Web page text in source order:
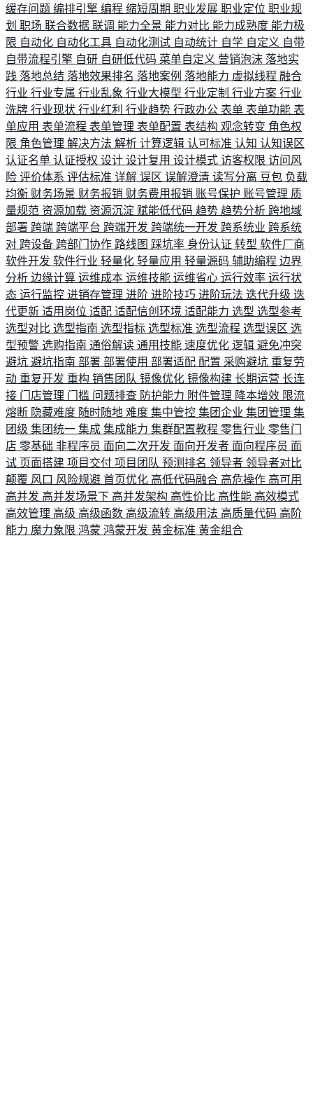
缓存问题 编排引擎 编程 缩短周期 职业发展 职业定位 职业规
划 职场 联合数据 联调 能力全景 能力对比 能力成熟度 能力极
限 自动化 自动化工具 自动化测试 自动统计 自学 自定义 自带
自带流程引擎 自研 自研低代码 菜单自定义 营销泡沫 落地实
践 落地总结 落地效果排名 落地案例 落地能力 虚拟线程 融合
行业 行业专属 行业乱象 行业大模型 行业定制 行业方案 行业
洗牌 行业现状 行业红利 行业趋势 行政办公 表单 表单功能 表
单应用 表单流程 表单管理 表单配置 表结构 观念转变 角色权
限 角色管理 解决方法 解析 计算逻辑 认可标准 认知 认知误区
认证名单 认证授权 设计 设计复用 设计模式 访客权限 访问风
险 评价体系 评估标准 详解 误区 误解澄清 读写分离 豆包 负载
均衡 财务场景 财务报销 财务费用报销 账号保护 账号管理 质
量规范 资源加载 资源沉淀 赋能低代码 趋势 趋势分析 跨地域
部署 跨端 跨端平台 跨端开发 跨端统一开发 跨系统业 跨系统
对 跨设备 跨部门协作 路线图 踩坑率 身份认证 转型 软件厂商
软件开发 软件行业 轻量化 轻量应用 轻量源码 辅助编程 边界
分析 边缘计算 运维成本 运维技能 运维省心 运行效率 运行状
态 运行监控 进销存管理 进阶 进阶技巧 进阶玩法 迭代升级 迭
代更新 适用岗位 适配 适配信创环境 适配能力 选型 选型参考
选型对比 选型指南 选型指标 选型标准 选型流程 选型误区 选
型预警 选购指南 通俗解读 通用技能 速度优化 逻辑 避免冲突
避坑 避坑指南 部署 部署使用 部署适配 配置 采购避坑 重复劳
动 重复开发 重构 销售团队 镜像优化 镜像构建 长期运营 长连
接 门店管理 门槛 问题排查 防护能力 附件管理 降本增效 限流
熔断 隐藏难度 随时随地 难度 集中管控 集团企业 集团管理 集
团级 集团统一 集成 集成能力 集群配置教程 零售行业 零售门
店 零基础 非程序员 面向二次开发 面向开发者 面向程序员 面
试 页面搭建 项目交付 项目团队 预测排名 领导者 领导者对比
颠覆 风口 风险规避 首页优化 高低代码融合 高危操作 高可用
高并发 高并发场景下 高并发架构 高性价比 高性能 高效模式
高效管理 高级 高级函数 高级流转 高级用法 高质量代码 高阶
能力 魔力象限 鸿蒙 鸿蒙开发 黄金标准 黄金组合